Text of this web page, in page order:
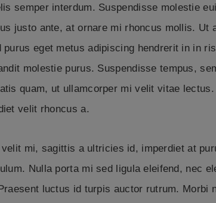
semper interdum. Suspendisse molestie
justo ante, at ornare mi rhoncus mollis. Ut
purus eget metus adipiscing hendrerit in in
molestie purus. Suspendisse tempus,
quam, ut ullamcorper mi velit vitae
velit rhoncus a.
velit mi, sagittis a ultricies id, imperdiet at
Nulla porta mi sed ligula eleifend, nec
luctus id turpis auctor rutrum. Morbi